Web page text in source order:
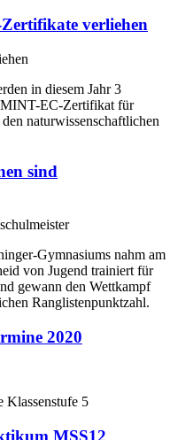
verliehen
in diesem Jahr 3
EC-Zertifikat für
naturwissenschaftlichen
sind
Gymnasiums nahm am
von Jugend trainiert für
gewann den Wettkampf
Ranglistenpunktzahl.
2020
Klassenstufe 5
MSS12